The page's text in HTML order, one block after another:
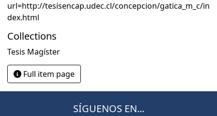
url=http://tesisencap.udec.cl/concepcion/gatica_m_c/in
dex.html
Collections
Tesis Magíster
Full item page
SÍGUENOS EN...